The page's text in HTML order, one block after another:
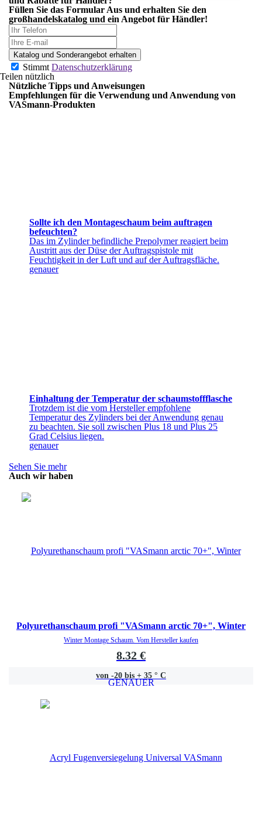
Füllen Sie das Formular Aus und erhalten Sie den
großhandelskatalog und ein Angebot für Händler!
Katalog und Sonderangebot erhalten
Stimmt Datenschutzerklärung
Teilen nützlich
Nützliche Tipps und Anweisungen
Empfehlungen für die Verwendung und Anwendung von
VASmann-Produkten
Sollte ich den Montageschaum beim auftragen
befeuchten?
Das im Zylinder befindliche Prepolymer reagiert beim
Austritt aus der Düse der Auftragspistole mit
Feuchtigkeit in der Luft und auf der Auftragsfläche.
genauer
Einhaltung der Temperatur der schaumstoffflasche
Trotzdem ist die vom Hersteller empfohlene
Temperatur des Zylinders bei der Anwendung genau
zu beachten. Sie soll zwischen Plus 18 und Plus 25
Grad Celsius liegen.
genauer
Sehen Sie mehr
Auch wir haben
Polyurethanschaum profi "VASmann arctic 70+", Winter
Winter Montage Schaum. Vom Hersteller kaufen
8.32 €
von -20 bis + 35 ° C
GENAUER